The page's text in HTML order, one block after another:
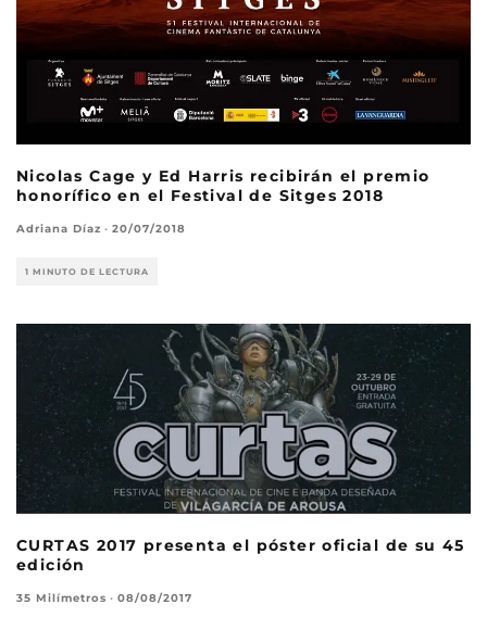
Nicolas Cage y Ed Harris recibirán el premio
honorífico en el Festival de Sitges 2018
Adriana Díaz · 20/07/2018
1 MINUTO DE LECTURA
CURTAS 2017 presenta el póster oficial de su 45
edición
35 Milímetros · 08/08/2017